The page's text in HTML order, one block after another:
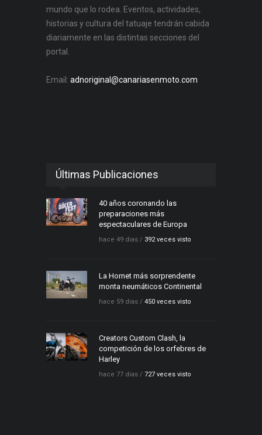
mundo que lo rodea. Eventos, actividades,
historias y cultura del tatuaje tendrán cabida
diariamente en las distintas secciones del
portal.
Email: adnoriginal@canariasenmoto.com
Últimas Publicaciones
40 años coronando las
preparaciones más
espectaculares de Europa
hace 49 dias / 392 veces visto
La Hornet más sorprendente
monta neumáticos Continental
hace 59 dias / 450 veces visto
Creators Custom Clash, la
competición de los orfebres de
Harley
hace 77 dias / 727 veces visto